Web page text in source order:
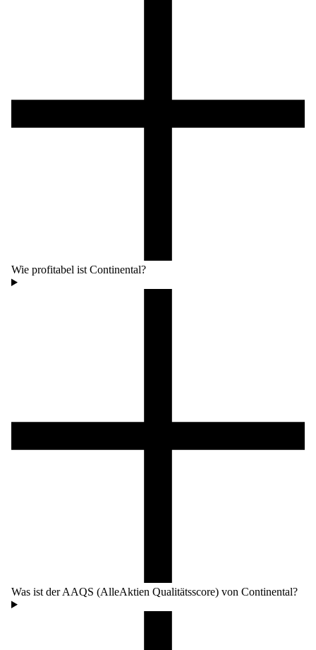
Wie profitabel ist Continental?
Was ist der AAQS (AlleAktien Qualitätsscore) von Continental?